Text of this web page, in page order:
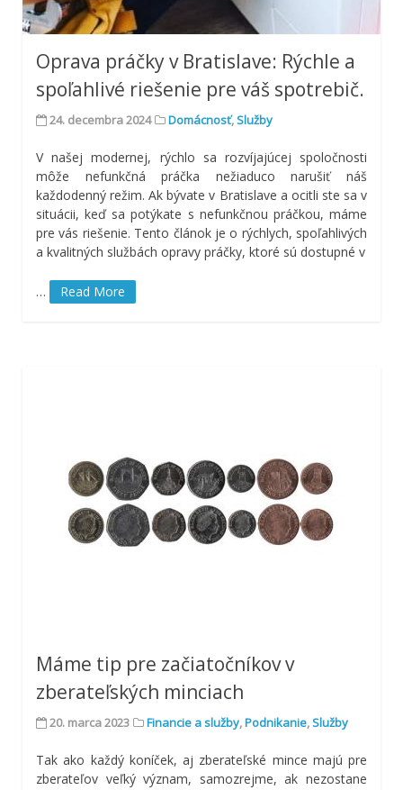
Oprava práčky v Bratislave: Rýchle a
spoľahlivé riešenie pre váš spotrebič.
24. decembra 2024 Domácnosť,Služby
V našej modernej, rýchlo sa rozvíjajúcej spoločnosti
môže nefunkčná práčka nežiaduco narušiť náš
každodenný režim. Ak bývate v Bratislave a ocitli ste sa v
situácii, keď sa potýkate s nefunkčnou práčkou, máme
pre vás riešenie. Tento článok je o rýchlych, spoľahlivých
a kvalitných službách opravy práčky, ktoré sú dostupné v
… Read More
Máme tip pre začiatočníkov v
zberateľských minciach
20. marca 2023 Financie a služby,Podnikanie,Služby
Tak ako každý koníček, aj zberateľské mince majú pre
zberateľov veľký význam, samozrejme, ak nezostane